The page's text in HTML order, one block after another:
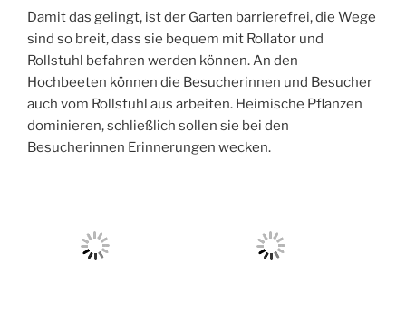
Damit das gelingt, ist der Garten barrierefrei, die Wege
sind so breit, dass sie bequem mit Rollator und
Rollstuhl befahren werden können. An den
Hochbeeten können die Besucherinnen und Besucher
auch vom Rollstuhl aus arbeiten. Heimische Pflanzen
dominieren, schließlich sollen sie bei den
Besucherinnen Erinnerungen wecken.